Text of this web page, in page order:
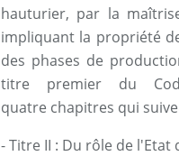
hauturier, par la
impliquant la propriété
des phases de
titre premier du
quatre chapitres qui
- Titre II : Du rôle de